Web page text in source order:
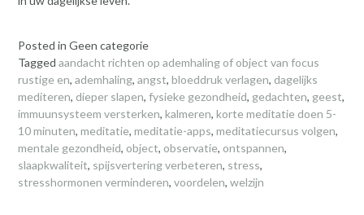
Posted in Geen categorie
Tagged aandacht richten op ademhaling of object van focus
rustige en, ademhaling, angst, bloeddruk verlagen, dagelijks
mediteren, dieper slapen, fysieke gezondheid, gedachten, geest,
immuunsysteem versterken, kalmeren, korte meditatie doen 5-
10 minuten, meditatie, meditatie-apps, meditatiecursus volgen,
mentale gezondheid, object, observatie, ontspannen,
slaapkwaliteit, spijsvertering verbeteren, stress,
stresshormonen verminderen, voordelen, welzijn